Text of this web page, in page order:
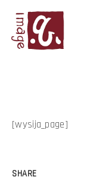
[wysija_page]
SHARE